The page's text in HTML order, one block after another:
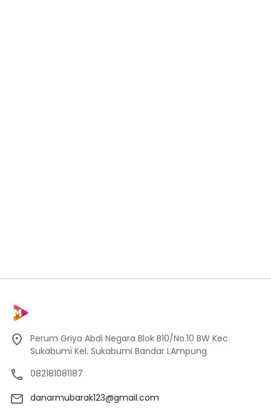
Perum Griya Abdi Negara Blok B10/No.10 BW Kec.
Sukabumi Kel. Sukabumi Bandar LAmpung
082181081187
danarmubarak123@gmail.com